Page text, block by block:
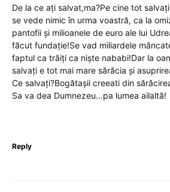
De la ce ați salvat,ma?Pe cine tot
se vede nimic în urma voastră, ca la
pantofii și milioanele de euro ale lui
făcut fundație!Se vad miliardele
faptul ca trăiți ca niște nababi!Dar la
salvați e tot mai mare sărăcia și
Ce salvați?Bogătașii creeati din
Sa va dea Dumnezeu…pa lumea ailaltă!
Reply